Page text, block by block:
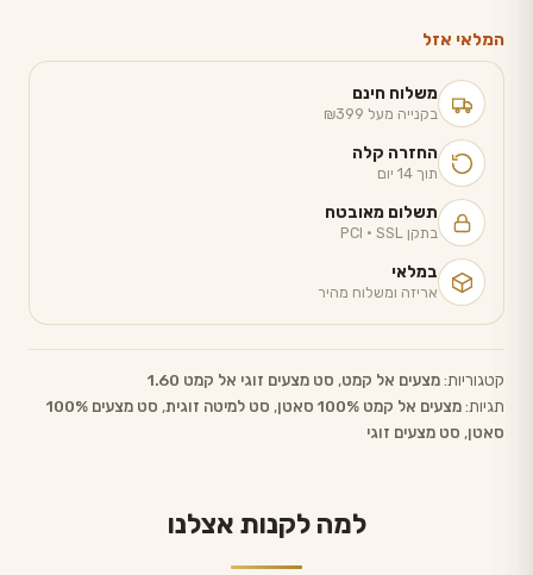
המלאי אזל
משלוח חינם
בקנייה מעל ₪399
החזרה קלה
תוך 14 יום
תשלום מאובטח
בתקן PCI · SSL
במלאי
אריזה ומשלוח מהיר
קטגוריות:מצעים אל קמט, סט מצעים זוגי אל קמט 1.60
תגיות:מצעים אל קמט 100% סאטן , סט למיטה זוגית‏,
סט מצעים 100%
סאטן, סט מצעים זוגי
למה לקנות אצלנו